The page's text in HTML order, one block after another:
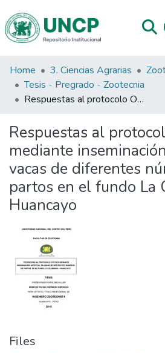
Repositorio
Tutoriales
Estadisticas
Home 3. Ciencias Agrarias
Tesis - Pregrado - Zootecnia
Respuestas al protocolo Ovsynch mediante inseminación artificial en vacas de diferentes números de partos en el fundo La Colombina – Huancayo
Respuestas al
mediante
vacas de diferentes
partos en el fundo La
Huancayo
Files